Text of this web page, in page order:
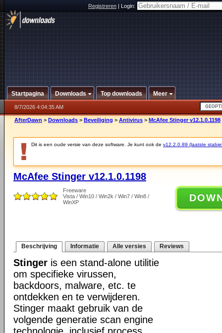
Registreren|Login:
Startpagina Downloads Top downloads Meer
8/7/2026 4:04:35 AM
AfterDawn > Downloads > Beveiliging > Antivirus > McAfee Stinger v12.1.0.1198
Dit is een oude versie van deze software. Je kunt ook de v12.2.0.89 (laatste
McAfee Stinger v12.1.0.1198
Freeware
Vista / Win10 / Win2k / Win7 / Win8 /
WinXP
Beschrijving Informatie Alle versies Reviews
Stinger is een stand-alone utilitie
om specifieke virussen,
backdoors, malware, etc. te
ontdekken en te verwijderen.
Stinger maakt gebruik van de
volgende generatie scan engine